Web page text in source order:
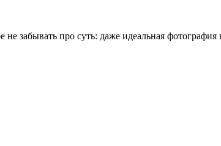
забывать про суть: даже идеальная